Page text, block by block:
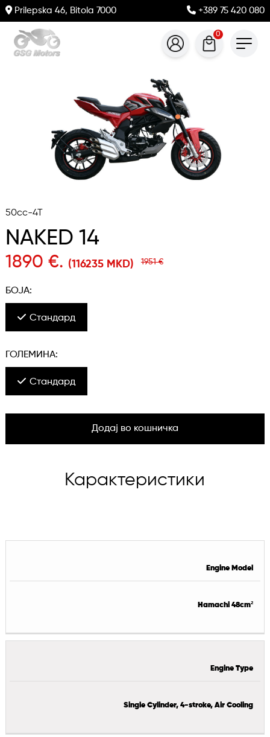
Prilepska 46, Bitola 7000 +389 75 420 080
0
50cc-4T
NAKED 14
1890 €. (116235 MKD) 1951 €
БОЈА:
Стандард
ГОЛЕМИНА:
Стандард
Додај во кошничка
Карактеристики
Engine Model
Hamachi 48cm²
Engine Type
Single Cylinder, 4-stroke, Air Cooling